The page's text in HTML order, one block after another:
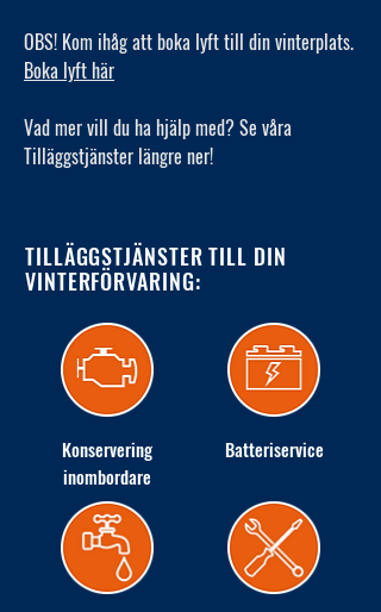
OBS! Kom ihåg att boka lyft till din vinterplats.
Boka lyft här
Vad mer vill du ha hjälp med? Se våra
Tilläggstjänster längre ner!
TILLÄGGSTJÄNSTER TILL DIN
VINTERFÖRVARING:
Konservering
inombordare
Batteriservice